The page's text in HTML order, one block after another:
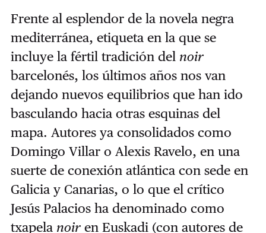
Frente al esplendor de la novela negra
mediterránea, etiqueta en la que se
incluye la fértil tradición del noir
barcelonés, los últimos años nos van
dejando nuevos equilibrios que han ido
basculando hacia otras esquinas del
mapa. Autores ya consolidados como
Domingo Villar o Alexis Ravelo, en una
suerte de conexión atlántica con sede en
Galicia y Canarias, o lo que el crítico
Jesús Palacios ha denominado como
txapela noiren Euskadi (con autores de